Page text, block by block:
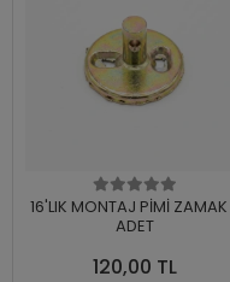
16'LIK MONTAJ PİMİ
ADET
120,00 TL